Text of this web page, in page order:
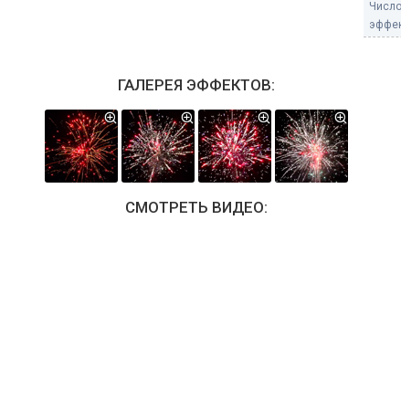
Число
ГАЛЕРЕЯ ЭФФЕКТОВ:
СМОТРЕТЬ ВИДЕО: